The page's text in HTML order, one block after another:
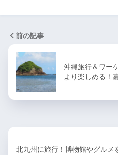
前の記事
沖縄旅行＆ワー
より楽しめる！
北九州に旅行！博物館やグルメ